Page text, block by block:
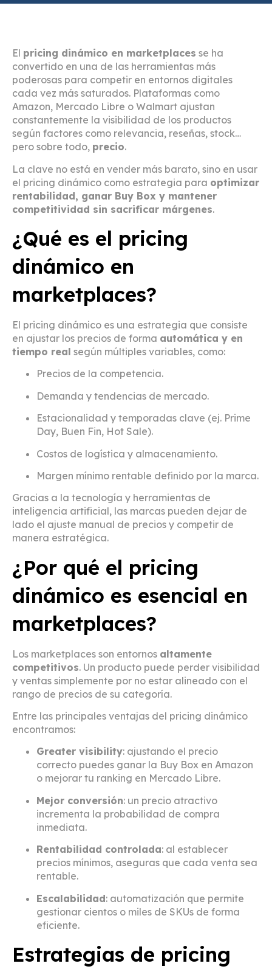
El pricing dinámico en marketplaces se ha
convertido en una de las herramientas más
poderosas para competir en entornos digitales
cada vez más saturados. Plataformas como
Amazon, Mercado Libre o Walmart ajustan
constantemente la visibilidad de los productos
según factores como relevancia, reseñas, stock…
pero sobre todo, precio.
La clave no está en vender más barato, sino en usar
el pricing dinámico como estrategia para optimizar
rentabilidad, ganar Buy Box y mantener
competitividad sin sacrificar márgenes.
¿Qué es el pricing
dinámico en
marketplaces?
El pricing dinámico es una estrategia que consiste
en ajustar los precios de forma automática y en
tiempo real según múltiples variables, como:
Precios de la competencia.
Demanda y tendencias de mercado.
Estacionalidad y temporadas clave (ej. Prime
Day, Buen Fin, Hot Sale).
Costos de logística y almacenamiento.
Margen mínimo rentable definido por la marca.
Gracias a la tecnología y herramientas de
inteligencia artificial, las marcas pueden dejar de
lado el ajuste manual de precios y competir de
manera estratégica.
¿Por qué el pricing
dinámico es esencial en
marketplaces?
Los marketplaces son entornos altamente
competitivos. Un producto puede perder visibilidad
y ventas simplemente por no estar alineado con el
rango de precios de su categoría.
Entre las principales ventajas del pricing dinámico
encontramos:
Greater visibility: ajustando el precio
correcto puedes ganar la Buy Box en Amazon
o mejorar tu ranking en Mercado Libre.
Mejor conversión: un precio atractivo
incrementa la probabilidad de compra
inmediata.
Rentabilidad controlada: al establecer
precios mínimos, aseguras que cada venta sea
rentable.
Escalabilidad: automatización que permite
gestionar cientos o miles de SKUs de forma
eficiente.
Estrategias de pricing